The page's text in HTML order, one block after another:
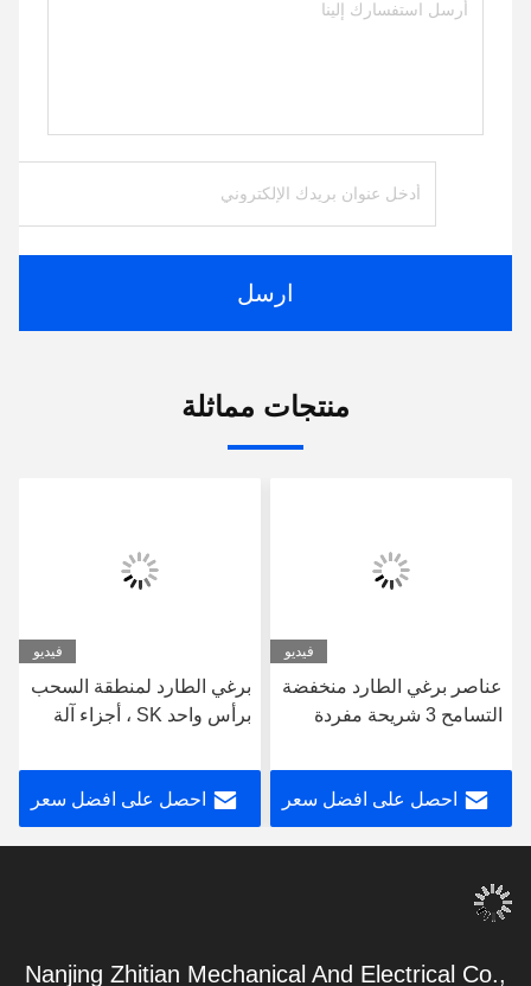
ارسل
منتجات مماثلة
فيديو
عناصر برغي الطارد منخفضة
التسامح 3 شريحة مفردة
احصل على افضل سعر
فيديو
برغي الطارد لمنطقة السحب
برأس واحد SK ، أجزاء آلة
المسمار OD لسلسلة الطارد
Leistritzاحصل على افضل سعر
Nanjing Zhitian Mechanical And Electrical Co.,